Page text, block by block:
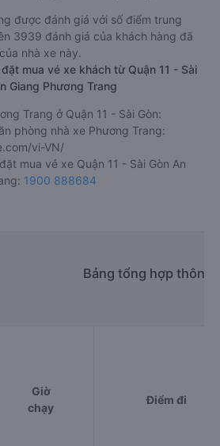
được đánh giá với số điểm trung
3939 đánh giá của khách hàng đã
nhà xe này.
mua vé xe khách từ Quận 11 - Sài
Giang Phương Trang
Trang ở Quận 11 - Sài Gòn:
phòng nhà xe Phương Trang:
vi-VN/
mua vé xe Quận 11 - Sài Gòn An
1900 888684
Bảng tổng hợp thông
Giờ
chạy
Điểm đi